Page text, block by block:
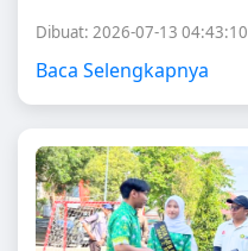
Dibuat: 2026-07-13 04:43:10
Baca Selengkapnya